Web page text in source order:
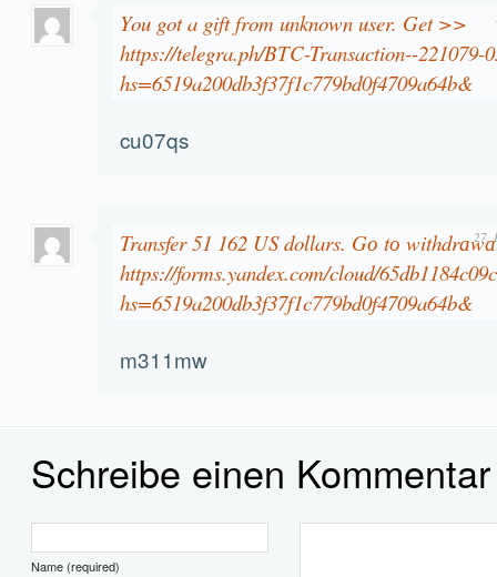
You got a gift from unknown user. Get >>
https://telegra.ph/BTC-Transaction--221079-
hs=6519a200db3f37f1c779bd0f4709a64b&
cu07qs
Transfer 51 162 US dollars. Gо tо
https://forms.yandex.com/cloud/
hs=6519a200db3f37f1c779bd0f4709a64b&
27.
m311mw
Schreibe einen Kommentar
Name (required)